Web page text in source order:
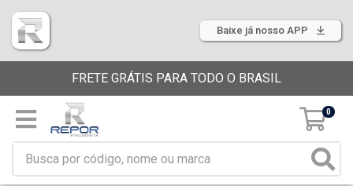
Baixe já nosso APP
FRETE GRÁTIS PARA TODO O BRASIL
0